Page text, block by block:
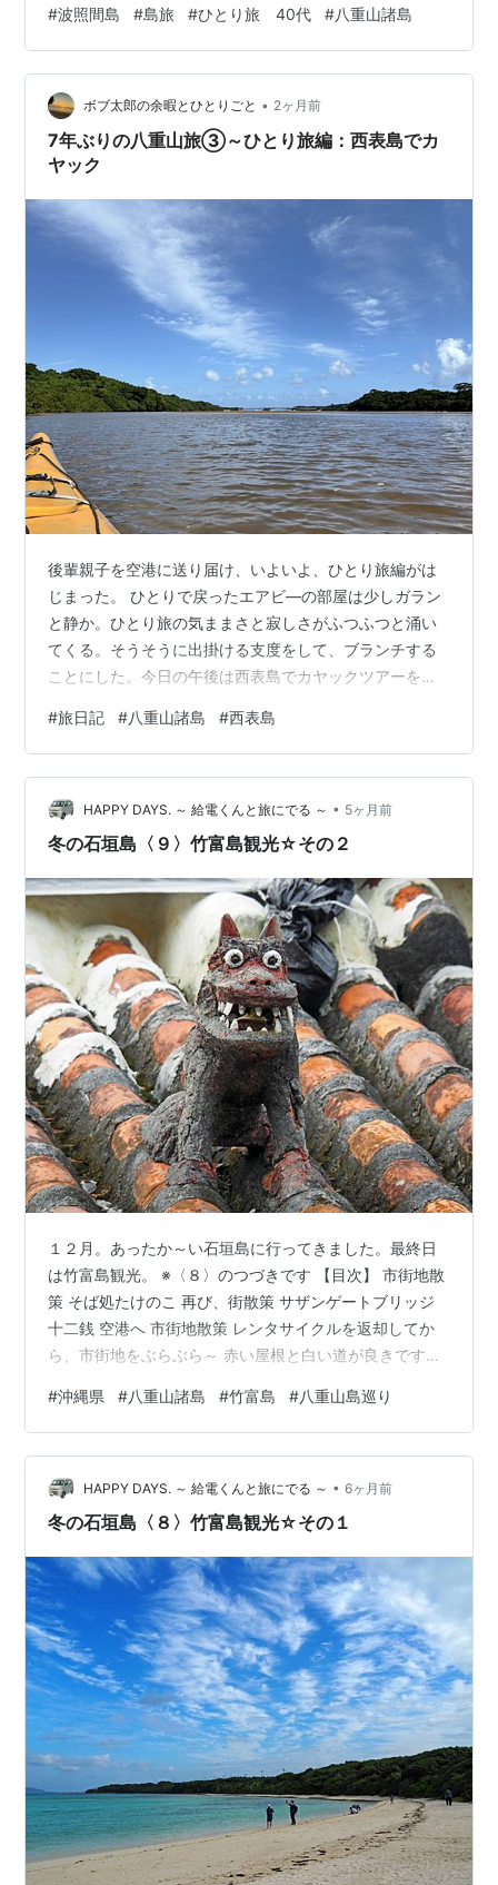
ながらないことが多い。つながるまで頑張って！ 夕食を
食べるお店は予約を推奨（食いっぱぐれます） ※ここも
宿と同じく電話がつながりにくい。 島内移動はレンタル
バイク・サイクルが定番。 波照間島行きフェリーはゲロ
船と呼ばれるくらい揺れる。心配な人は酔い止めの薬を
用意しよう。 キャッ…
#波照間島 #島旅 #ひとり旅 40代 #八重山諸島
ボブ太郎の余暇とひとりごと • 2ヶ月前
7年ぶりの八重山旅③～ひとり旅編：西表島でカ
ヤック
後輩親子を空港に送り届け、いよいよ、ひとり旅編がは
じまった。 ひとりで戻ったエアビ―の部屋は少しガラン
と静か。ひとり旅の気ままさと寂しさがふつふつと涌い
てくる。そうそうに出掛ける支度をして、ブランチする
ことにした。今日の午後は西表島でカヤックツアーを予
ると、ようやくひとり旅モードに切り替わってきた。 モ
ーニングプレート。パンも選べます 何よりうれしいのが
本格的に晴れてきたこと。西表島へ行く船に乗るまで、
まだ時間があり、子どもが拾い過ぎたサンゴと貝殻を近
くのビーチに返しに行く。 午前中の太陽に照らされた輝
#旅日記 #八重山諸島 #西表島
HAPPY DAYS. ～ 給電くんと旅にでる ～ • 5ヶ月前
冬の石垣島〈９〉竹富島観光☆その２
１２月。あったか～い石垣島に行ってきました。最終日
は竹富島観光。 ※〈８〉のつづきです 【目次】 市街地散
策 そば処たけのこ 再び、街散策 サザンゲートブリッジ
十二銭 空港へ 市街地散策 レンタサイクルを返却してか
ら、市街地をぶらぶら～ 赤い屋根と白い道が良きですね
根にシーサーに…と…はい修繕中でしたー！残念( ；∀；)
こちらのシーサーは…？ NTT西日本さん！なんとなくっ
ぽいシーサー。持っているのはコードかい？ 個性的なシ
ーサーも多くって、ついつい撮影してしまうｗ シーサー
コレクションをどーぞｗ 屋根から植物生えてるかわいい
#沖縄県 #八重山諸島 #竹富島 #八重山島巡り
HAPPY DAYS. ～ 給電くんと旅にでる ～ • 6ヶ月前
冬の石垣島〈８〉竹富島観光☆その１